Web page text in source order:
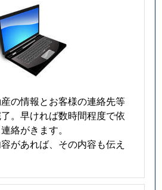
の情報とお客様の連絡先等
。早ければ数時間程度で依
絡がきます。
があれば、その内容も伝え